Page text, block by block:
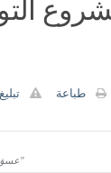
طباعة تبليغ
"عسق"